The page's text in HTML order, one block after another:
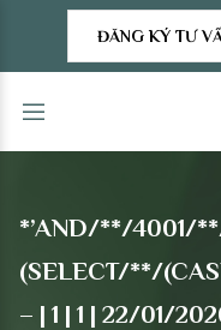
ĐĂNG KÝ TƯ
*’AND/**/4001/
(SELECT/**/
– | 1 | 1 | 22/01/